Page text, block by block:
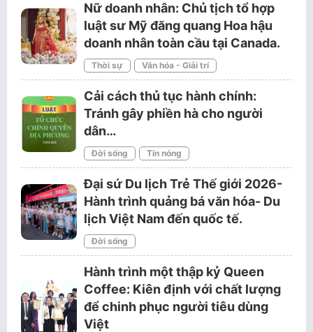
Nữ doanh nhân: Chủ tịch tổ hợp
luật sư Mỹ đăng quang Hoa hậu
doanh nhân toàn cầu tại Canada.
Thời sự Văn hóa - Giải trí
Cải cách thủ tục hành chính:
Tránh gây phiền hà cho người
dân…
Đời sống Tin nóng
Đại sứ Du lịch Trẻ Thế giới 2026-
Hành trình quảng bá văn hóa- Du
lịch Việt Nam đến quốc tế.
Đời sống
Hành trình một thập kỷ Queen
Coffee: Kiên định với chất lượng
để chinh phục người tiêu dùng
Việt